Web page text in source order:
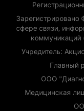
Зарегистрировано
сфере связи,
коммуникаций
Учредитель:
Главный
ООО
Медицинская